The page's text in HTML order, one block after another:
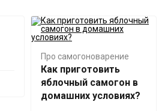
Про самогоноварение
Как приготовить
яблочный самогон в
домашних условиях?